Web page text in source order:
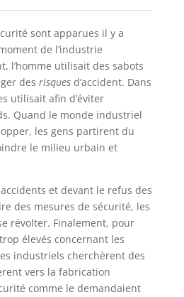
sont apparues il y a
de l’industrie
l’homme utilisait des sabots
des risquesd’accident. Dans
utilisait afin d’éviter
Quand le monde industriel
les gens partirent du
le milieu urbain et
et devant le refus des
des mesures de sécurité, les
révolter. Finalement, pour
élevés concernant les
industriels cherchèrent des
vers la fabrication
comme le demandaient